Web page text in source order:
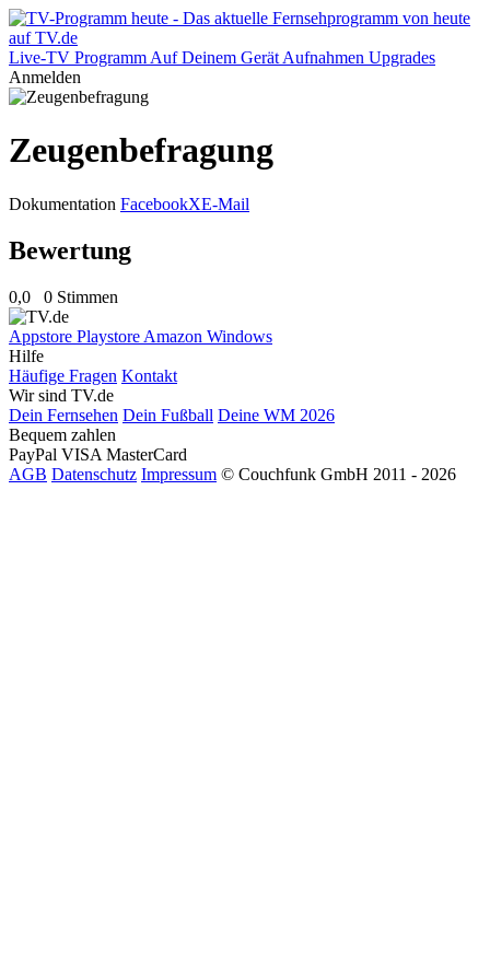
Live-TV Programm Auf Deinem Gerät Aufnahmen Upgrades
Anmelden
Zeugenbefragung
Dokumentation FacebookXE-Mail
Bewertung
0,0 0 Stimmen
Appstore Playstore Amazon Windows
Hilfe
Häufige Fragen Kontakt
Wir sind TV.de
Dein Fernsehen Dein Fußball Deine WM 2026
Bequem zahlen
PayPal VISA MasterCard
AGB Datenschutz Impressum © Couchfunk GmbH 2011 - 2026